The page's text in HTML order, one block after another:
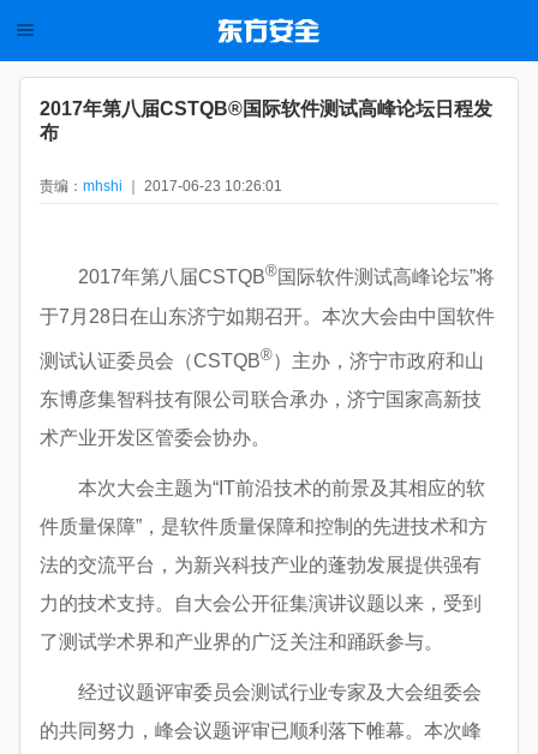
2017年第八届CSTQB®国际软件测试高峰论坛日程发
布
责编： mhshi ｜ 2017-06-23 10:26:01
2017年第八届CSTQB® 国际软件测试高峰论坛”将
于7月28日在山东济宁如期召开。本次大会由中国软件
测试认证委员会（CSTQB®）主办，济宁市政府和山
东博彦集智科技有限公司联合承办，济宁国家高新技
术产业开发区管委会协办。
本次大会主题为“IT前沿技术的前景及其相应的软
件质量保障”，是软件质量保障和控制的先进技术和方
法的交流平台，为新兴科技产业的蓬勃发展提供强有
力的技术支持。自大会公开征集演讲议题以来，受到
了测试学术界和产业界的广泛关注和踊跃参与。
经过议题评审委员会测试行业专家及大会组委会
的共同努力，峰会议题评审已顺利落下帷幕。本次峰